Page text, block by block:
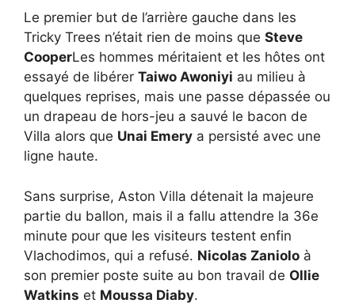
Le premier but de l’arrière gauche dans les
Tricky Trees n’était rien de moins que Steve
CooperLes hommes méritaient et les hôtes ont
essayé de libérer Taiwo Awoniyi au milieu à
quelques reprises, mais une passe dépassée ou
un drapeau de hors-jeu a sauvé le bacon de
Villa alors que Unai Emery a persisté avec une
ligne haute.
Sans surprise, Aston Villa détenait la majeure
partie du ballon, mais il a fallu attendre la 36e
minute pour que les visiteurs testent enfin
Vlachodimos, qui a refusé. Nicolas Zaniolo à
son premier poste suite au bon travail de Ollie
Watkins et Moussa Diaby.